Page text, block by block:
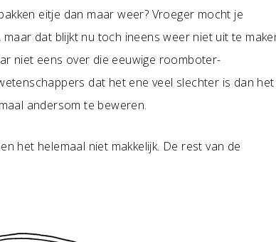
eitje dan maar weer? Vroeger mocht je
dat blijkt nu toch ineens weer niet uit te
niet eens over die eeuwige roomboter-
dat het ene veel slechter is dan het
andersom te beweren.
het helemaal niet makkelijk. De rest van de